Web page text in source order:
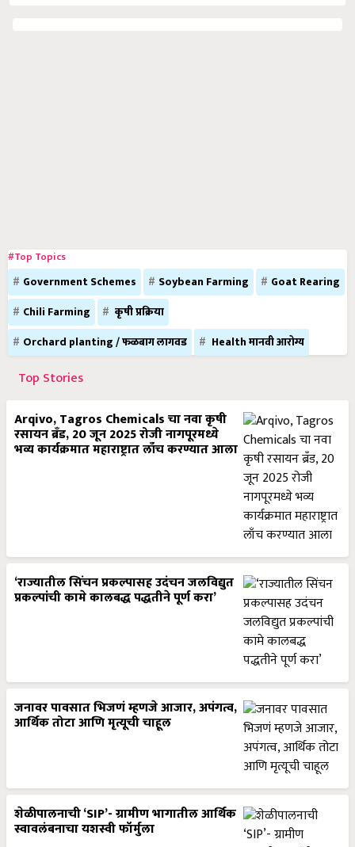
#Top Topics
Government Schemes Soybean Farming
Goat Rearing
Chili Farming
कृषी प्रक्रिया
Orchard planting / फळबाग लागवड
Health मानवी आरोग्य
Top Stories
Arqivo, Tagros Chemicals चा नवा कृषी
रसायन ब्रँड, 20 जून 2025 रोजी नागपूरमध्ये
भव्य कार्यक्रमात महाराष्ट्रात लाँच करण्यात आला
‘राज्यातील सिंचन प्रकल्पासह उदंचन जलविद्युत
प्रकल्पांची कामे कालबद्ध पद्धतीने पूर्ण करा’
जनावर पावसात भिजणं म्हणजे आजार, अपंगत्व,
आर्थिक तोटा आणि मृत्यूची चाहूल
शेळीपालनाची ‘SIP’- ग्रामीण भागातील आर्थिक
स्वावलंबनाचा यशस्वी फॉर्मुला